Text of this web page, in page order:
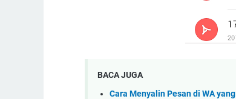
BACA JUGA
Cara Menyalin Pesan di WA